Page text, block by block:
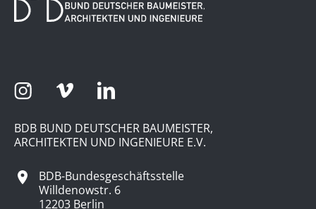
BDB BUND DEUTSCHER BAUMEISTER,
ARCHITEKTEN UND INGENIEURE E.V.
BDB-Bundesgeschäftsstelle
Willdenowstr. 6
12203 Berlin